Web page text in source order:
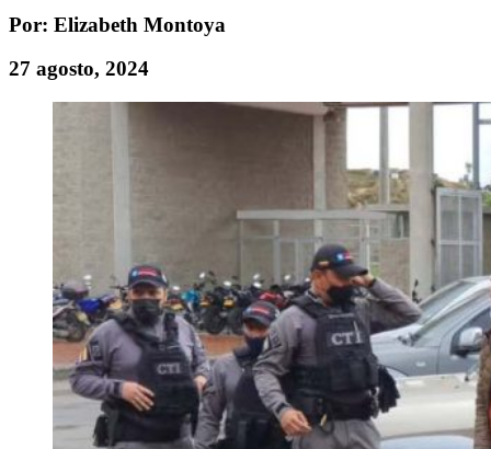
Por: Elizabeth Montoya
27 agosto, 2024